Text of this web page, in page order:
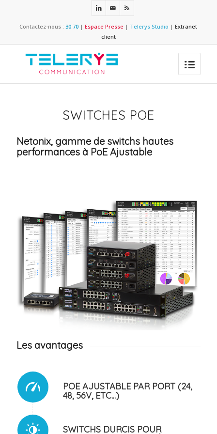
Contactez-nous :30 70 |Espace Presse | Telerys Studio |Extranet
client
SWITCHES POE
Netonix, gamme de switchs hautes
performances à PoE Ajustable
Les avantages
POE AJUSTABLE PAR PORT (24,
48, 56V, ETC...)
SWITCHS DURCIS POUR